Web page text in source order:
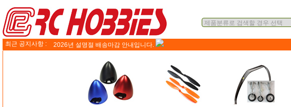
최근 공지사항 : 2026년 설명절 배송마감 안내입니다.